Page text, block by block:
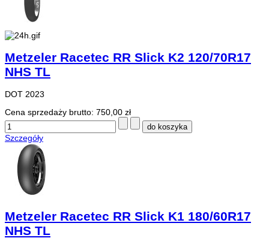
Metzeler Racetec RR Slick K2 120/70R17
NHS TL
DOT 2023
Cena sprzedaży brutto: 750,00 zł
Szczegóły
Metzeler Racetec RR Slick K1 180/60R17
NHS TL